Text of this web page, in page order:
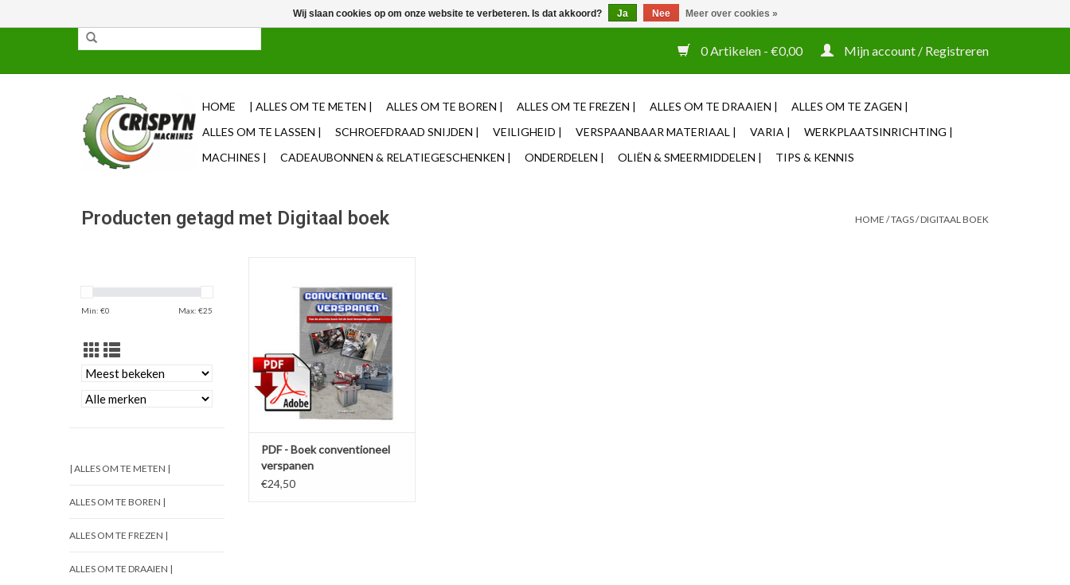
0 Artikelen - €0,00 Mijn account / Registreren
HOME | ALLES OM TE METEN | ALLES OM TE BOREN | ALLES OM TE FREZEN | ALLES OM TE DRAAIEN |
ALLES OM TE ZAGEN |
ALLES OM TE LASSEN |
SCHROEFDRAAD SNIJDEN | VEILIGHEID | VERSPAANBAAR MATERIAAL | VARIA |
WERKPLAATSINRICHTING |
MACHINES |
CADEAUBONNEN & RELATIEGESCHENKEN | ONDERDELEN | OLIËN & SMEERMIDDELEN | TIPS & KENNIS
Producten getagd met Digitaal boek HOME /TAGS/DIGITAAL BOEK
Min: €0 Max: €25
| ALLES OM TE METEN |
ALLES OM TE BOREN |
ALLES OM TE FREZEN |
ALLES OM TE DRAAIEN |
door Jan Crispyn.
TOEVOEGEN AAN WINKELWAGEN
PDF - Boek conventioneel
verspanen
€24,50
Wij slaan cookies op om onze website te verbeteren. Is dat akkoord? Ja Nee Meer over cookies »
✓ 85% uit voorraad leverbaar ✓ Op werkdagen voor 12u besteld, zelfde dag verzonden ✓ Eigen adviseurs ✓ Naast tooling ook machines Zakelijke login mogelijk